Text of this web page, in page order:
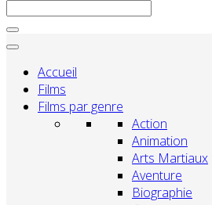
Accueil
Films
Films par genre
Action
Animation
Arts Martiaux
Aventure
Biographie